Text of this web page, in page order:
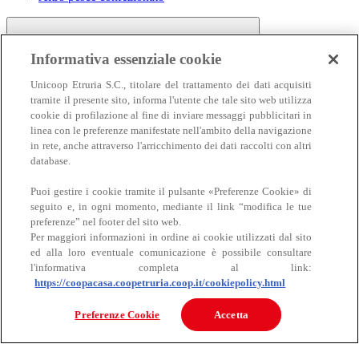
Carne
Carne
Bovino
Informativa essenziale cookie
Unicoop Etruria S.C., titolare del trattamento dei dati acquisiti
tramite il presente sito, informa l'utente che tale sito web utilizza
cookie di profilazione al fine di inviare messaggi pubblicitari in
linea con le preferenze manifestate nell'ambito della navigazione
in rete, anche attraverso l'arricchimento dei dati raccolti con altri
database.
Puoi gestire i cookie tramite il pulsante «Preferenze Cookie» di
seguito e, in ogni momento, mediante il link “modifica le tue
preferenze” nel footer del sito web.
Per maggiori informazioni in ordine ai cookie utilizzati dal sito
ed alla loro eventuale comunicazione è possibile consultare
l'informativa completa al link:
https://coopacasa.coopetruria.coop.it/cookiepolicy.html
Preferenze Cookie Accetta